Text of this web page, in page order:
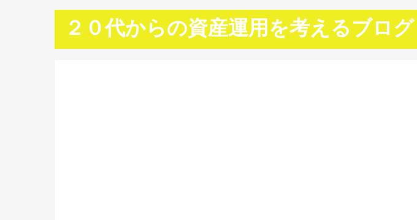
２０代からの資産運用を考えるブログ